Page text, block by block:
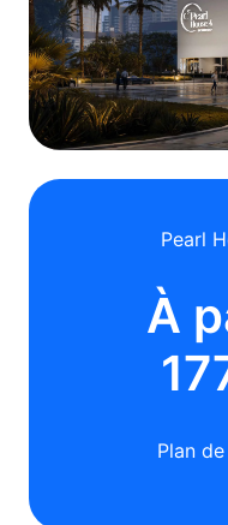
Pearl
À
Plan